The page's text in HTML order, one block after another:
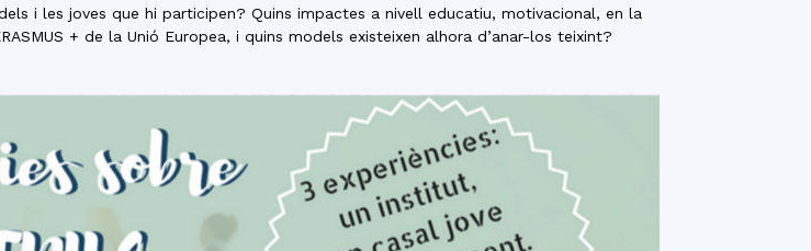
del
Maresme
i les joves que hi participen? Quins impactes a nivell educatiu, motivacional, en la
+ de la Unió Europea, i quins models existeixen alhora d’anar-los teixint?